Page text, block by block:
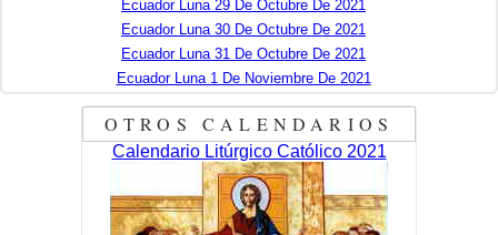
Ecuador Luna 29 De Octubre De 2021
Ecuador Luna 30 De Octubre De 2021
Ecuador Luna 31 De Octubre De 2021
Ecuador Luna 1 De Noviembre De 2021
OTROS CALENDARIOS
Calendario Litúrgico Católico 2021